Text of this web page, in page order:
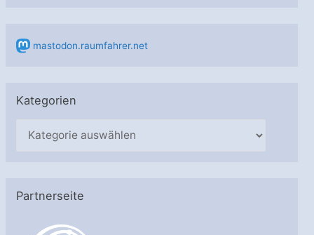
mastodon.raumfahrer.net
Kategorien
g
Partnerseite